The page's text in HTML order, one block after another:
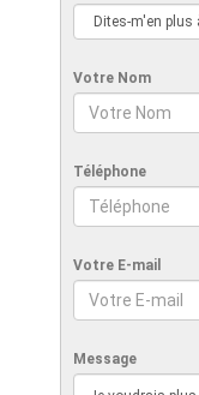
Votre Nom
Téléphone
Votre E-mail
Message